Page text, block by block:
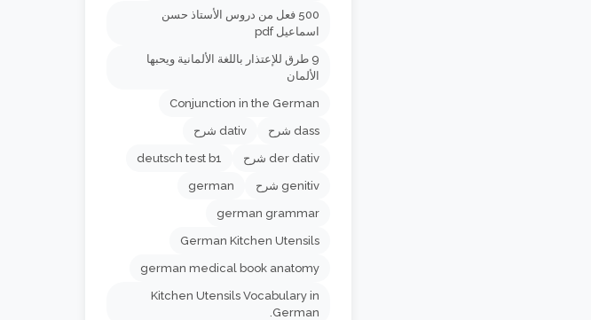
500 فعل من دروس الأستاذ حسن
اسماعيل pdf
9 طرق للإعتذار باللغة الألمانية ويحبها
الألمان
Conjunction in the German
dass شرح dativ شرح
der dativ شرح deutsch test b1
genitiv شرح german
german grammar
German Kitchen Utensils
german medical book anatomy
Kitchen Utensils Vocabulary in
German.